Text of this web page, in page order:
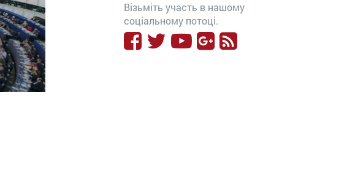
Візьміть участь в нашому
соціальному потоці.